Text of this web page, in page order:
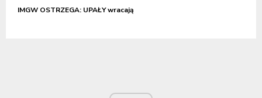
IMGW OSTRZEGA: UPAŁY wracają